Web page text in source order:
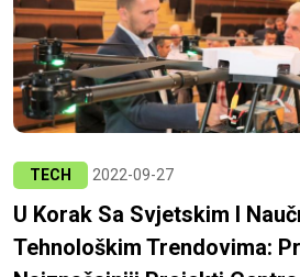
TECH 2022-09-27
U Korak Sa Svjetskim I
Tehnološkim Trendovima: